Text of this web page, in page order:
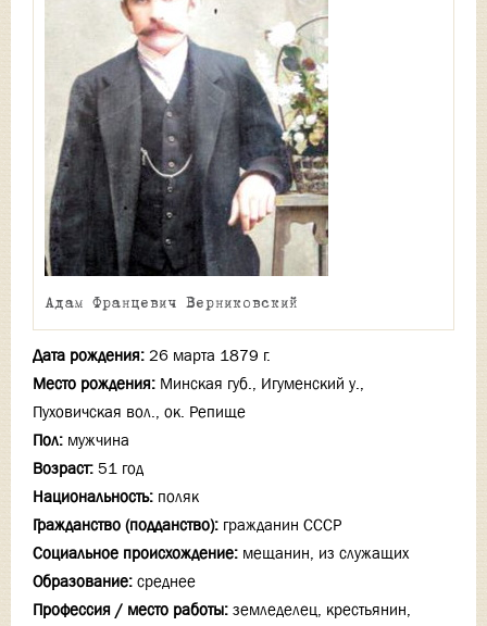
Адам Францевич Верниковский
Дата рождения: 26 марта 1879 г.
Место рождения: Минская губ., Игуменский у.,
Пуховичская вол., ок. Репище
Пол: мужчина
Возраст: 51 год
Национальность: поляк
Гражданство (подданство): гражданин СССР
Социальное происхождение: мещанин, из служащих
Образование: среднее
Профессия / место работы: земледелец, крестьянин,